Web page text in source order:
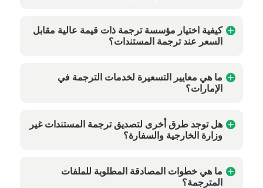
كيفية اختيار مؤسسة ترجمة ذات قيمة عالية مقابل
السعر عند ترجمة المستندات؟
ما هي معايير التسعيرة لخدمات الترجمة في
الإمارات؟
هل توجد طرق أخرى لتصديق ترجمة المستندات غير
وزارة الخارجية والسفارة؟
ما هي خطوات المصادقة المطلوبة للملفات
المترجمة؟